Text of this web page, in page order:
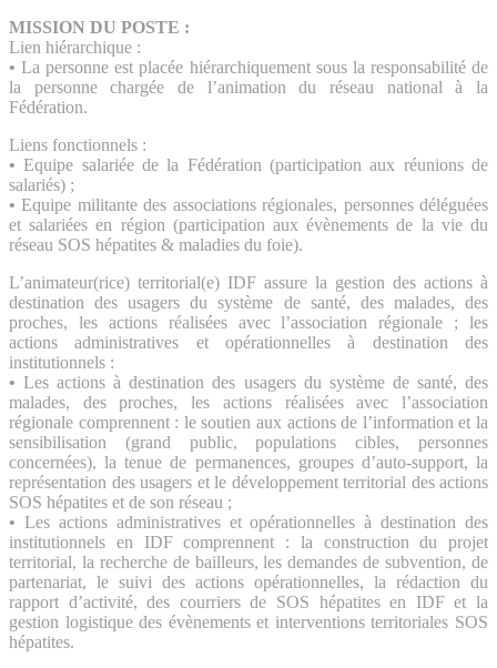
MISSION DU POSTE :
Lien hiérarchique :
• La personne est placée hiérarchiquement sous la responsabilité de
la personne chargée de l’animation du réseau national à la
Fédération.
Liens fonctionnels :
• Equipe salariée de la Fédération (participation aux réunions de
salariés) ;
• Equipe militante des associations régionales, personnes déléguées
et salariées en région (participation aux évènements de la vie du
réseau SOS hépatites & maladies du foie).
L’animateur(rice) territorial(e) IDF assure la gestion des actions à
destination des usagers du système de santé, des malades, des
proches, les actions réalisées avec l’association régionale ; les
actions administratives et opérationnelles à destination des
institutionnels :
• Les actions à destination des usagers du système de santé, des
malades, des proches, les actions réalisées avec l’association
régionale comprennent : le soutien aux actions de l’information et la
sensibilisation (grand public, populations cibles, personnes
concernées), la tenue de permanences, groupes d’auto-support, la
représentation des usagers et le développement territorial des actions
SOS hépatites et de son réseau ;
• Les actions administratives et opérationnelles à destination des
institutionnels en IDF comprennent : la construction du projet
territorial, la recherche de bailleurs, les demandes de subvention, de
partenariat, le suivi des actions opérationnelles, la rédaction du
rapport d’activité, des courriers de SOS hépatites en IDF et la
gestion logistique des évènements et interventions territoriales SOS
hépatites.